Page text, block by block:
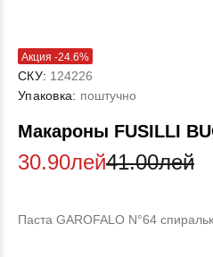
Акция -24.6%
СКУ: 124226
Упаковка: поштучно
Макароны FUSILLI
30.90лей41.00лей
Паста GAROFALO N°64